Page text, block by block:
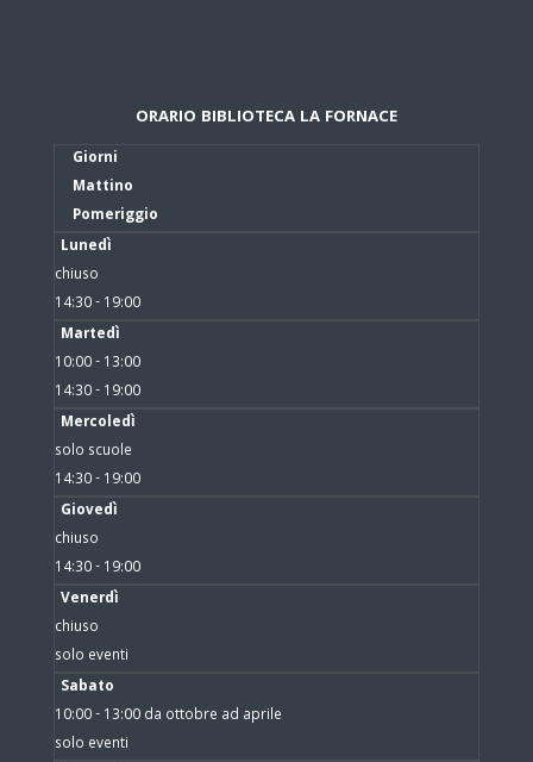
ORARIO BIBLIOTECA LA FORNACE
Giorni
Mattino
Pomeriggio
Lunedì
chiuso
14:30 - 19:00
Martedì
10:00 - 13:00
14:30 - 19:00
Mercoledì
solo scuole
14:30 - 19:00
Giovedì
chiuso
14:30 - 19:00
Venerdì
chiuso
solo eventi
Sabato
10:00 - 13:00 da ottobre ad aprile
solo eventi